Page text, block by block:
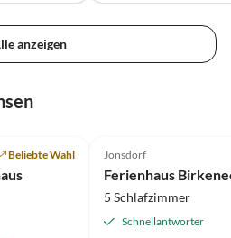
anzeigen
Beliebte Wahl Jonsdorf
Ferienhaus
5 Schlafzimmer
Schnellantworter